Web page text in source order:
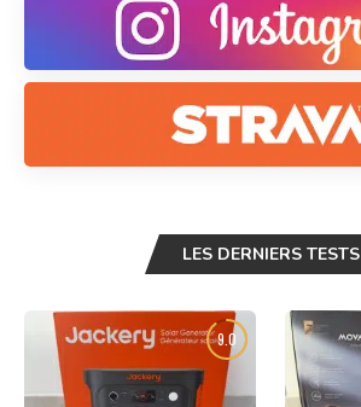
LES DERNIERS TESTS
9.0